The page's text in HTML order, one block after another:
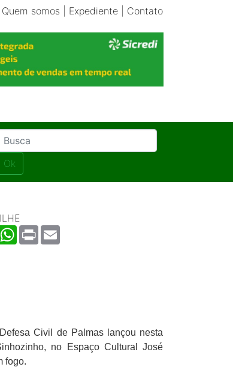
Quem somos Expediente| Contato
Ok
WhatsApp
Print
Civil de Palmas lançou nesta
no Espaço Cultural José
fogo.